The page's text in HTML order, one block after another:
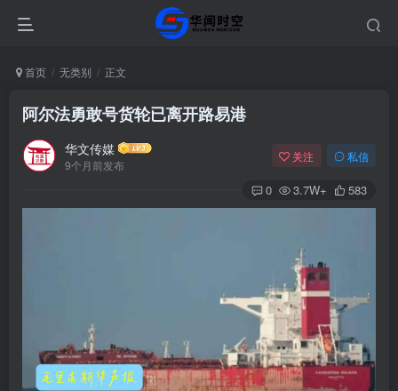
首页 无类别 正文
阿尔法勇敢号货轮已离开路易港
华文传媒
9个月前发布
关注 私信
0 3.7W+ 583